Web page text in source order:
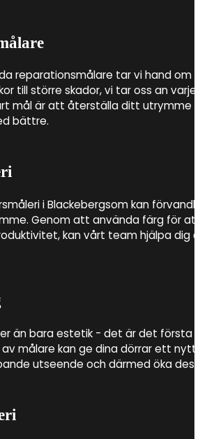
reparationsmålare tar vi hand om
till större skador, vi tar oss an
mål är att återställa ditt utrymme
bättre.
i Blackebergsom kan
Genom att använda färg för
kan vårt team hjälpa dig
än bara estetik - det är det första
målare kan ge dina dörrar ett
utseende och därmed öka